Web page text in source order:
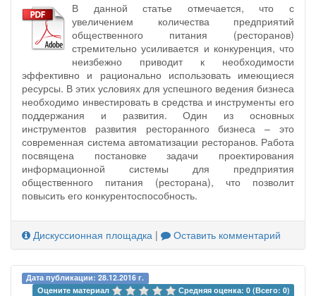
В данной статье отмечается, что с
увеличением количества предприятий
общественного питания (ресторанов)
стремительно усиливается и конкуренция, что
неизбежно приводит к необходимости
эффективно и рационально использовать имеющиеся
ресурсы. В этих условиях для успешного ведения бизнеса
необходимо инвестировать в средства и инструменты его
поддержания и развития. Один из основных
инструментов развития ресторанного бизнеса – это
современная система автоматизации ресторанов. Работа
посвящена постановке задачи проектирования
информационной системы для предприятия
общественного питания (ресторана), что позволит
повысить его конкурентоспособность.
Дискуссионная площадка | Оставить комментарий
Дата публикации: 28.12.2016 г.
Оцените материал
Средняя оценка: 0 (Всего: 0)